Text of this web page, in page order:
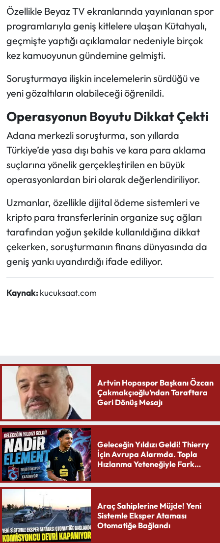
Özellikle Beyaz TV ekranlarında yayınlanan spor
programlarıyla geniş kitlelere ulaşan Kütahyalı,
geçmişte yaptığı açıklamalar nedeniyle birçok
kez kamuoyunun gündemine gelmişti.
Soruşturmaya ilişkin incelemelerin sürdüğü ve
yeni gözaltıların olabileceği öğrenildi.
Operasyonun Boyutu Dikkat Çekti
Adana merkezli soruşturma, son yıllarda
Türkiye’de yasa dışı bahis ve kara para aklama
suçlarına yönelik gerçekleştirilen en büyük
operasyonlardan biri olarak değerlendiriliyor.
Uzmanlar, özellikle dijital ödeme sistemleri ve
kripto para transferlerinin organize suç ağları
tarafından yoğun şekilde kullanıldığına dikkat
çekerken, soruşturmanın finans dünyasında da
geniş yankı uyandırdığı ifade ediliyor.
Kaynak: kucuksaat.com
Artvin Hopaspor Başkanı Özcan
Çakmakçıoğlu’ndan Taraftara
Geri Dönüş Mesajı
Geleceğin Yıldızı Geldi! Thierry
İçin Avrupa Alarmda. Topla
Hızlanma Yeteneğiyle Fark
Araç Sahiplerine Müjde! Yeni
Sistemle Eksper Ataması
Otomatiğe Bağlandı